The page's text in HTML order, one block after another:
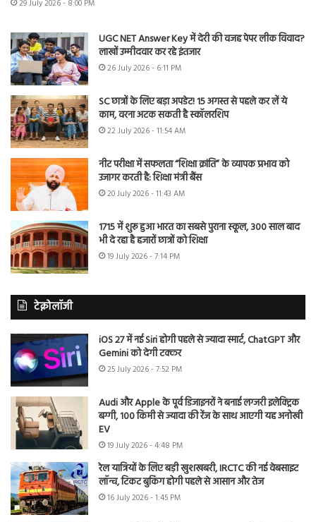
29 July 2026 - 8:00 PM
UGC NET Answer Key में देरी की वजह पेपर लीक विवाद?
लाखों उम्मीदवार कर रहे इंतजार
26 July 2026 - 6:11 PM
SC छात्रों के लिए बड़ा अपडेट! 15 अगस्त से पहले कर लें ये
काम, वरना अटक सकती है स्कॉलरशिप
22 July 2026 - 11:54 AM
नीट परीक्षा में सफलता “शिक्षा क्रांति” के व्यापक प्रभाव को
उजागर करती है: शिक्षा मंत्री बैंस
20 July 2026 - 11:43 AM
1715 में शुरू हुआ भारत का सबसे पुराना स्कूल, 300 साल बाद
भी दे रहा है हजारों छात्रों को शिक्षा
19 July 2026 - 7:14 PM
टेक्नोलॉजी
iOS 27 में नई Siri होगी पहले से ज्यादा स्मार्ट, ChatGPT और
Gemini को देगी टक्कर
25 July 2026 - 7:52 PM
Audi और Apple के पूर्व डिजाइनरों ने बनाई लग्जरी इलेक्ट्रिक
बग्गी, 100 किमी से ज्यादा की रेंज के साथ आएगी यह अनोखी
EV
19 July 2026 - 4:48 PM
रेल यात्रियों के लिए बड़ी खुशखबरी, IRCTC की नई वेबसाइट
लॉन्च, टिकट बुकिंग होगी पहले से आसान और तेज
16 July 2026 - 1:45 PM